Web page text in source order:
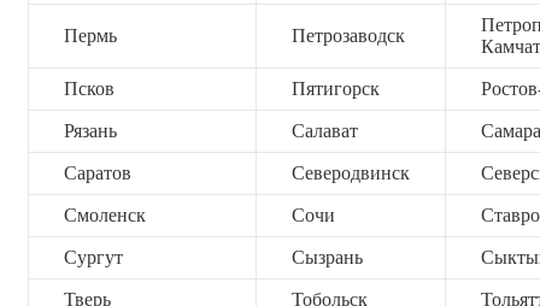
Пермь Петрозаводск
Псков Пятигорск
Рязань Салават Самара
Саратов Северодвинск
Смоленск Сочи
Сургут Сызрань
Тверь Тобольск